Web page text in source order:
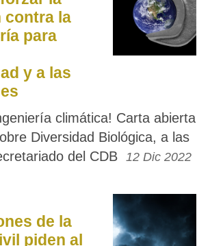
contra la
para
y a las
climática! Carta abierta
Diversidad Biológica, a las
del CDB 12 Dic 2022
de la
piden al